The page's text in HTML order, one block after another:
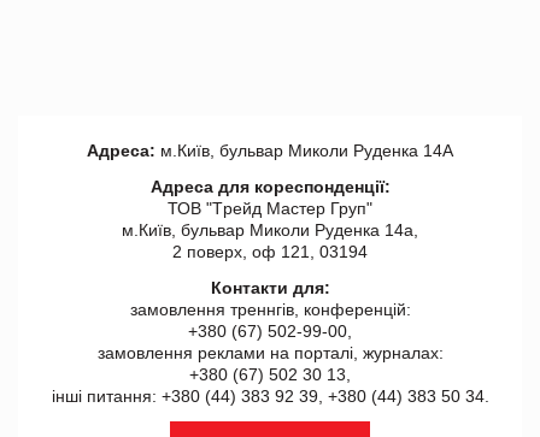
Адреса: м.Київ, бульвар Миколи Руденка 14А
Адреса для кореспонденції:
ТОВ "Tрейд Мастер Груп"
м.Київ, бульвар Миколи Руденка 14а,
2 поверх, оф 121, 03194
Контакти для:
замовлення треннгів, конференцій:
+380 (67) 502-99-00,
замовлення реклами на порталі, журналах:
+380 (67) 502 30 13,
інші питання: +380 (44) 383 92 39, +380 (44) 383 50 34.